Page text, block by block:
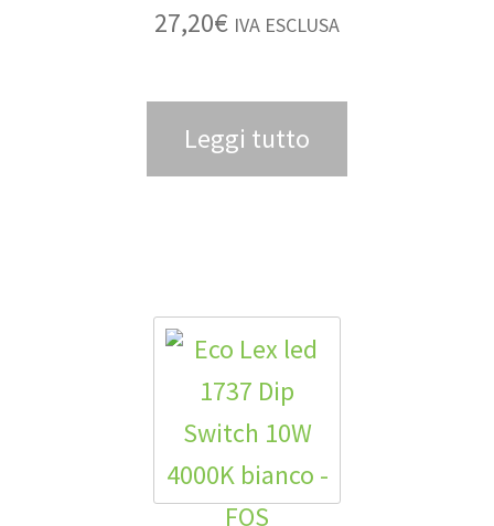
27,20€ IVA ESCLUSA
Leggi tutto